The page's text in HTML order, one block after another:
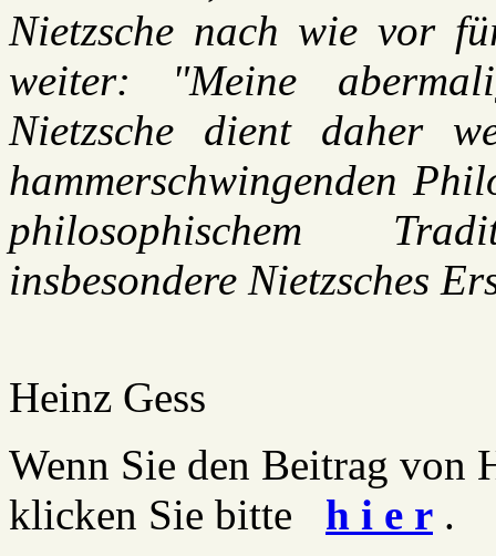
Nietzsche nach wie vor
weiter: "Meine
Nietzsche dient daher
hammerschwingenden
philosophischem
insbesondere Nietzsches
Heinz Gess
Wenn Sie den Beitrag von
klicken Sie bitte
h i e r .